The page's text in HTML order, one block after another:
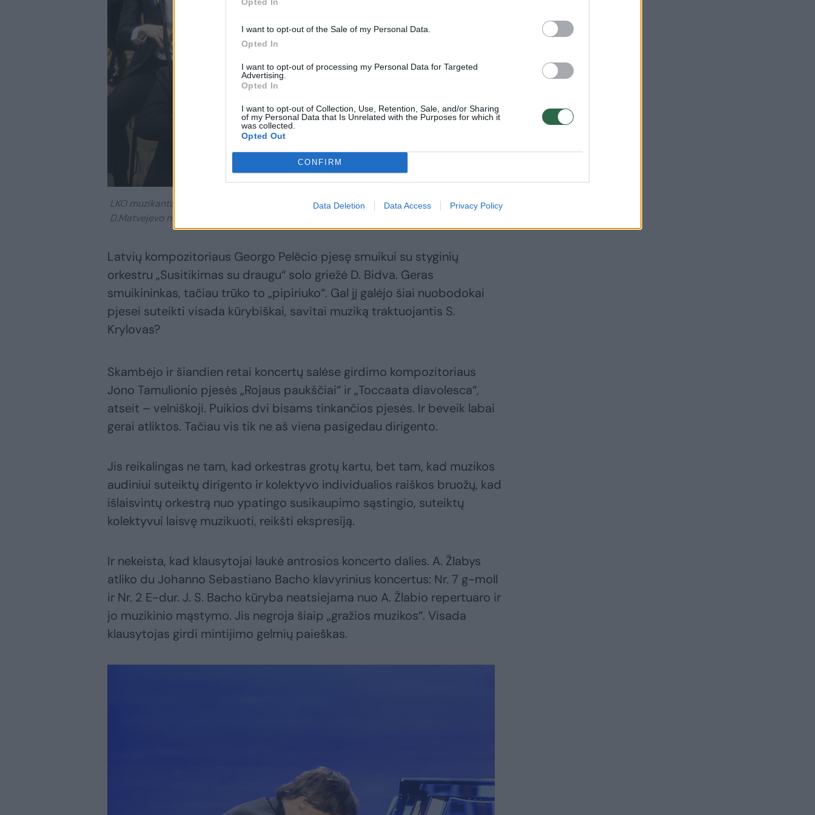
I want to opt-out of the Sale of my Personal Data.
Opted In
I want to opt-out of processing my Personal Data for Targeted
Advertising.
Opted In
I want to opt-out of Collection, Use, Retention, Sale, and/or Sharing
of my Personal Data that Is Unrelated with the Purposes for which it
was collected.
Opted Out
CONFIRM
Data Deletion Data Access Privacy Policy
LKO muzikantai.
D.Matvejevo nuotr.
Latvių kompozitoriaus Georgo Pelëcio pjesę smuikui su styginių
orkestru „Susitikimas su draugu“ solo griežė D. Bidva. Geras
smuikininkas, tačiau trūko to „pipiriuko“. Gal jį galėjo šiai nuobodokai
pjesei suteikti visada kūrybiškai, savitai muziką traktuojantis S.
Krylovas?
Skambėjo ir šiandien retai koncertų salėse girdimo kompozitoriaus
Jono Tamulionio pjesės „Rojaus paukščiai“ ir „Toccaata diavolesca“,
atseit – velniškoji. Puikios dvi bisams tinkančios pjesės. Ir beveik labai
gerai atliktos. Tačiau vis tik ne aš viena pasigedau dirigento.
Jis reikalingas ne tam, kad orkestras grotų kartu, bet tam, kad muzikos
audiniui suteiktų dirigento ir kolektyvo individualios raiškos bruožų, kad
išlaisvintų orkestrą nuo ypatingo susikaupimo sąstingio, suteiktų
kolektyvui laisvę muzikuoti, reikšti ekspresiją.
Ir nekeista, kad klausytojai laukė antrosios koncerto dalies. A. Žlabys
atliko du Johanno Sebastiano Bacho klavyrinius koncertus: Nr. 7 g-moll
ir Nr. 2 E-dur. J. S. Bacho kūryba neatsiejama nuo A. Žlabio repertuaro ir
jo muzikinio mąstymo. Jis negroja šiaip „gražios muzikos“. Visada
klausytojas girdi mintijimo gelmių paieškas.